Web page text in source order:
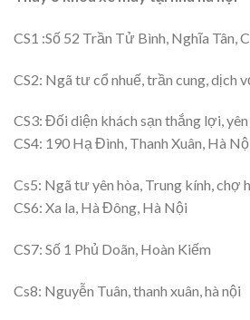
CS1 :Số 52 Trần Tử Bình, Nghĩa Tân,
CS2: Ngã tư cổ nhuế, trần cung, dịch
CS3: Đối diện khách sạn thắng lợi, yên
CS4: 190 Hạ Đình, Thanh Xuân, Hà
Cs5: Ngã tư yên hòa, Trung kính, chợ
CS6: Xa la, Hà Đông, Hà Nội
CS7: Số 1 Phủ Doãn, Hoàn Kiếm
Cs8: Nguyễn Tuân, thanh xuân, hà nội